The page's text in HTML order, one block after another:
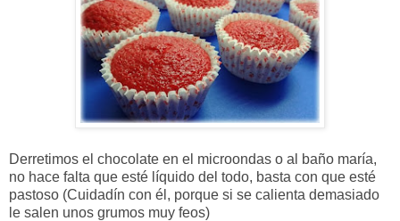
Derretimos el chocolate en el microondas o al baño maría,
no hace falta que esté líquido del todo, basta con que esté
pastoso (Cuidadín con él, porque si se calienta demasiado
le salen unos grumos muy feos)